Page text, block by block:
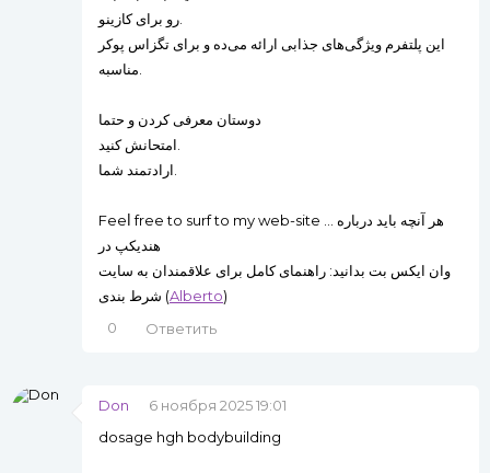
این پلتفرم ویژگی‌های جذابی ارائه می‌ده و برای تگزاس پوکر
دوستان معرفی کردن و حتما
Feeⅼ free to surf to my web-site ... هر آنچه باید درباره
هندیکپ در
وان ایکس بت بدانید: راهنمای کامل برای علاقمندان به سایت
شرط بندی (Alberto)
0
Ответить
Don
6 ноября 2025 19:01
dosage hgh bodybuilding